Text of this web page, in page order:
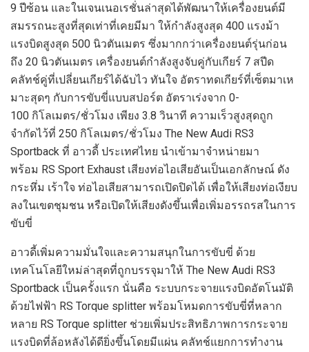
9 ปีซ้อน และในเจนเนอเรชั่นล่าสุดได้พัฒนาให้เครื่องยนต์มี
สมรรถนะสูงที่สุดเท่าที่เคยมีมา ให้กำลังสูงสุด 400 แรงม้า
แรงบิดสูงสุด 500 นิวตันเมตร ซึ่งมากกว่าเครื่องยนต์รุ่นก่อน
ถึง 20 นิวตันเมตร เครื่องยนต์กำลังสูงจับคู่กับเกียร์ 7 สปีด
คลัทช์คู่ที่เปลี่ยนเกียร์ได้ฉับไว ทันใจ อัตราทดเกียร์ที่เซ็ตมาเห
มาะสุดๆ กับการขับขี่แบบสปอร์ต อัตราเร่งจาก 0-
100 กิโลเมตร/ชั่วโมง เพียง 3.8 วินาที ความเร็วสูงสุดถูก
จำกัดไว้ที่ 250 กิโลเมตร/ชั่วโมง The New Audi RS3
Sportback ที่ อาวดี้ ประเทศไทย นำเข้ามาจำหน่ายมา
พร้อม RS Sport Exhaust เสียงท่อไอเสียอันเป็นเอกลักษณ์ ดัง
กระหึ่ม เร้าใจ ท่อไอเสียสามารถเปิดปิดได้ เพื่อให้เสียงท่อเงียบ
ลงในเขตชุมชน หรือเปิดให้เสียงดังขึ้นเพื่อเพิ่มอรรถรสในการ
ขับขี่
อาวดี้เพิ่มความมั่นใจและความสนุกในการขับขี่ ด้วย
เทคโนโลยีใหม่ล่าสุดที่ถูกบรรจุมาให้ The New Audi RS3
Sportback เป็นครั้งแรก นั่นคือ ระบบกระจายแรงบิดอัตโนมัติ
ด้วยไฟฟ้า RS Torque splitter พร้อมโหมดการขับขี่ที่หลาก
หลาย RS Torque splitter ช่วยเพิ่มประสิทธิภาพการกระจาย
แรงบิดที่ล้อหลังได้ดียิ่งขึ้นโดยมีแผ่น คลัทช์แยกการทำงาน